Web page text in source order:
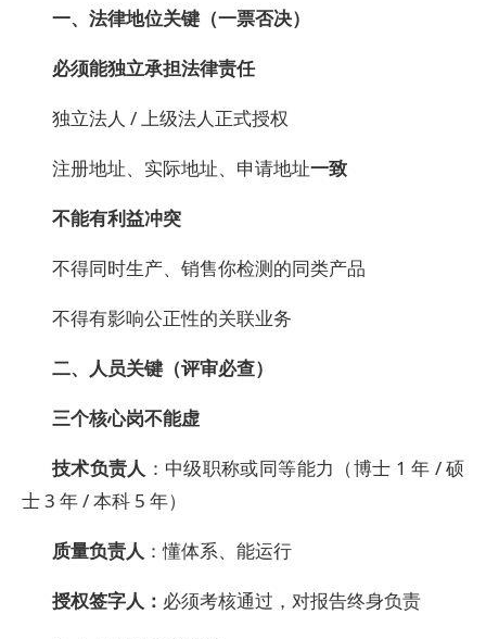
一、法律地位关键（一票否决）
必须能独立承担法律责任
独立法人 / 上级法人正式授权
注册地址、实际地址、申请地址一致
不能有利益冲突
不得同时生产、销售你检测的同类产品
不得有影响公正性的关联业务
二、人员关键（评审必查）
三个核心岗不能虚
技术负责人 ：中级职称或同等能力（博士 1 年 / 硕
士 3 年 / 本科 5 年）
质量负责人 ：懂体系、能运行
授权签字人： 必须考核通过，对报告终身负责